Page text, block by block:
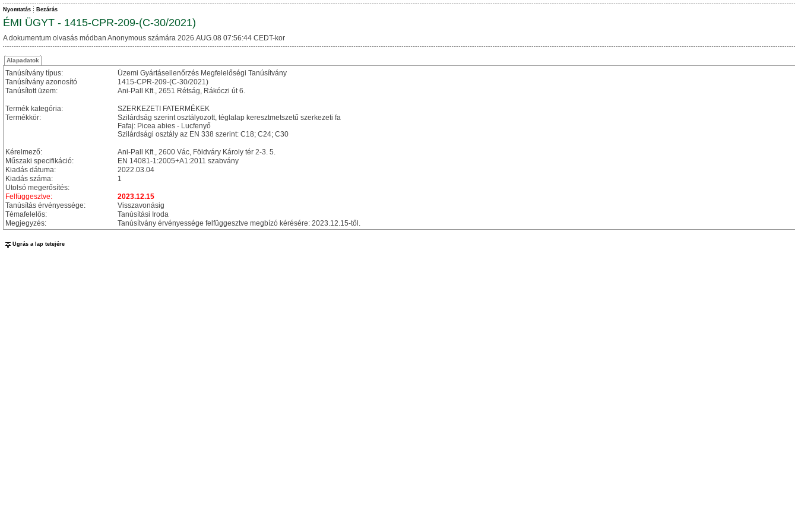
Nyomtatás Bezárás
ÉMI ÜGYT - 1415-CPR-209-(C-30/2021)
A dokumentum olvasás módban Anonymous számára 2026.AUG.08 07:56:44 CEDT-kor
Alapadatok
Tanúsítvány típus:
Üzemi Gyártásellenőrzés Megfelelőségi Tanúsítvány
Tanúsítvány azonosító
1415-CPR-209-(C-30/2021)
Tanúsított üzem:
Ani-Pall Kft., 2651 Rétság, Rákóczi út 6.
Termék kategória:
SZERKEZETI FATERMÉKEK
Termékkör:
Szilárdság szerint osztályozott, téglalap keresztmetszetű szerkezeti fa
Fafaj: Picea abies - Lucfenyő
Szilárdsági osztály az EN 338 szerint: C18; C24; C30
Kérelmező:
Ani-Pall Kft., 2600 Vác, Földváry Károly tér 2-3. 5.
Műszaki specifikáció:
EN 14081-1:2005+A1:2011 szabvány
Kiadás dátuma:
2022.03.04
Kiadás száma:
1
Utolsó megerősítés:
Felfüggesztve:
2023.12.15
Tanúsítás érvényessége:
Visszavonásig
Témafelelős:
Tanúsítási Iroda
Megjegyzés:
Tanúsítvány érvényessége felfüggesztve megbízó kérésére: 2023.12.15-től.
Ugrás a lap tetejére